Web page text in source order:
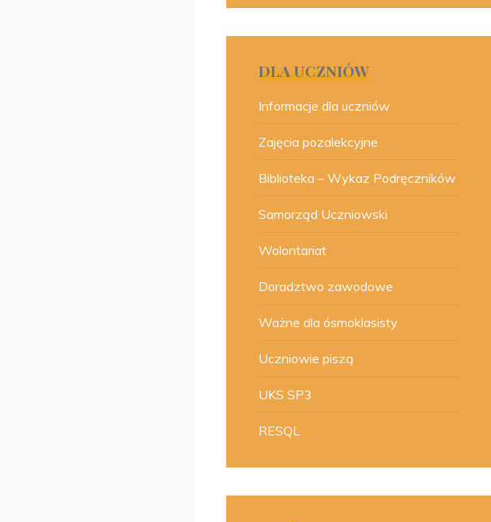
DLA UCZNIÓW
Informacje dla uczniów
Zajęcia pozalekcyjne
Biblioteka – Wykaz Podręczników
Samorząd Uczniowski
Wolontariat
Doradztwo zawodowe
Ważne dla ósmoklasisty
Uczniowie piszą
UKS SP3
RESQL